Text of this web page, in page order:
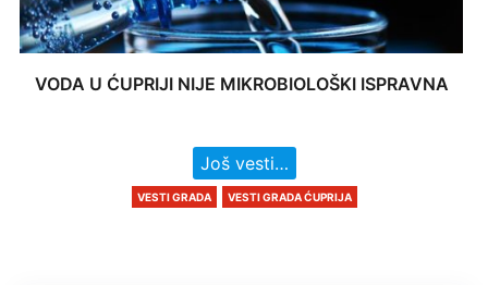
VODA U ĆUPRIJI NIJE MIKROBIOLOŠKI ISPRAVNA
Još vesti…
VESTI GRADA VESTI GRADA ĆUPRIJA